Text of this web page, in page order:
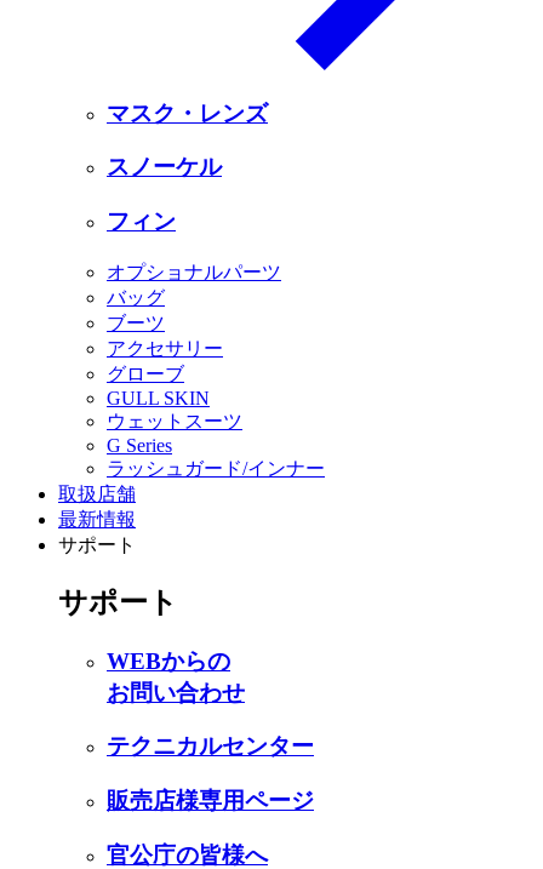
マスク・レンズ
スノーケル
フィン
オプショナルパーツ
バッグ
ブーツ
アクセサリー
グローブ
GULL SKIN
ウェットスーツ
G Series
ラッシュガード/インナー
取扱店舗
最新情報
サポート
サポート
WEBからの
お問い合わせ
テクニカルセンター
販売店様専用ページ
官公庁の皆様へ